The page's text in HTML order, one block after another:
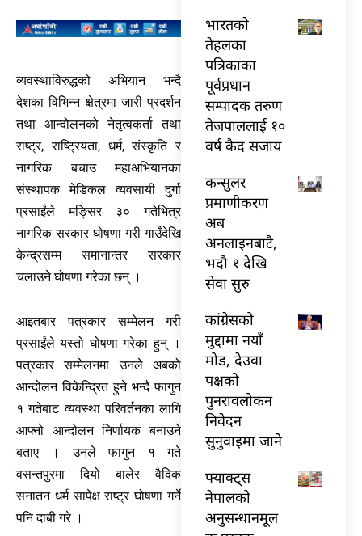
व्यवस्थाविरुद्धको अभियान भन्दै
देशका विभिन्न क्षेत्रमा जारी प्रदर्शन
तथा आन्दोलनको नेतृत्वकर्ता तथा
राष्ट्र, राष्ट्रियता, धर्म, संस्कृति र
नागरिक बचाउ महाअभियानका
संस्थापक मेडिकल व्यवसायी दुर्गा
प्रसाईंले मङ्सिर ३० गतेभित्र
नागरिक सरकार घोषणा गरी गाउँदेखि
केन्द्रसम्म समानान्तर सरकार
चलाउने घोषणा गरेका छन् ।
आइतबार पत्रकार सम्मेलन गरी
प्रसाईंले यस्तो घोषणा गरेका हुन् ।
पत्रकार सम्मेलनमा उनले अबको
आन्दोलन विकेन्द्रित हुने भन्दै फागुन
१ गतेबाट व्यवस्था परिवर्तनका लागि
आफ्नो आन्दोलन निर्णायक बनाउने
बताए । उनले फागुन १ गते
वसन्तपुरमा दियो बालेर वैदिक
सनातन धर्म सापेक्ष राष्ट्र घोषणा गर्ने
पनि दाबी गरे ।
भारतकाे
तेहलका
पत्रिकाका
पूर्वप्रधान
सम्पादक तरुण
तेजपाललाई १०
वर्ष कैद सजाय
कन्सुलर
प्रमाणीकरण
अब
अनलाइनबाटै,
भदौ १ देखि
सेवा सुरु
कांग्रेसको
मुद्दामा नयाँ
मोड, देउवा
पक्षको
पुनरावलोकन
निवेदन
सुनुवाइमा जाने
फ्याक्ट्स
नेपालको
अनुसन्धानमूल